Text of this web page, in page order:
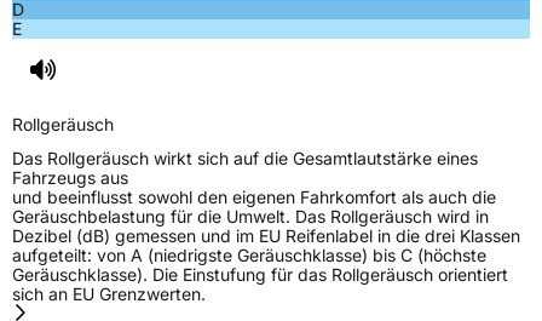
D
E
Rollgeräusch
Das Rollgeräusch wirkt sich auf die Gesamtlautstärke eines
Fahrzeugs aus
und beeinflusst sowohl den eigenen Fahrkomfort als auch die
Geräuschbelastung für die Umwelt. Das Rollgeräusch wird in
Dezibel (dB) gemessen und im EU Reifenlabel in die drei Klassen
aufgeteilt: von A (niedrigste Geräuschklasse) bis C (höchste
Geräuschklasse). Die Einstufung für das Rollgeräusch orientiert
sich an EU Grenzwerten.